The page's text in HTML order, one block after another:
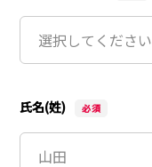
氏名(姓)